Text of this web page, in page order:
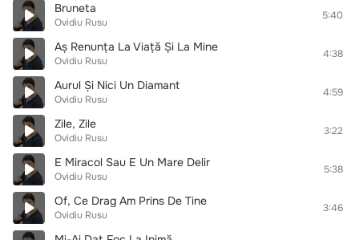
Bruneta
Ovidiu Rusu
5:40
Aș Renunța La Viață Și La Mine
Ovidiu Rusu
4:38
Aurul Și Nici Un Diamant
Ovidiu Rusu
4:59
Zile, Zile
Ovidiu Rusu
3:22
E Miracol Sau E Un Mare Delir
Ovidiu Rusu
5:38
Of, Ce Drag Am Prins De Tine
Ovidiu Rusu
3:46